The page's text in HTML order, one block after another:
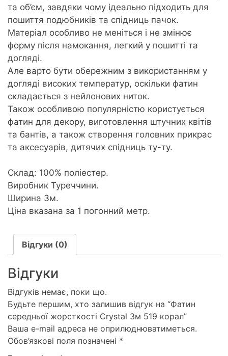
та об’єм, завдяки чому ідеально підходить для
пошиття подюбників та спідниць пачок.
Матеріал особливо не меніться і не змінює
форму після намокання, легкий у пошитті та
догляді.
Але варто бути обережним з використанням у
догляді високих температур, оскільки фатин
складається з нейлонових ниток.
Також особливою популярністю користується
фатин для декору, виготовлення штучних квітів
та бантів, а також створення головних прикрас
та аксесуарів, дитячих спідниць ту-ту.
Склад: 100% поліестер.
Виробник Туреччини.
Ширина 3м.
Ціна вказана за 1 погонний метр.
Відгуки (0)
Відгуки
Відгуків немає, поки що.
Будьте першим, хто залишив відгук на “Фатин
середньої жорсткості Crystal 3м 519 корал”
Ваша e-mail адреса не оприлюднюватиметься.
Обов’язкові поля позначені *